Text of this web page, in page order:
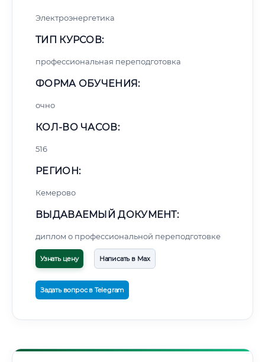
Электроэнергетика
ТИП КУРСОВ:
профессиональная переподготовка
ФОРМА ОБУЧЕНИЯ:
очно
КОЛ-ВО ЧАСОВ:
516
РЕГИОН:
Кемерово
ВЫДАВАЕМЫЙ ДОКУМЕНТ:
диплом о профессиональной переподготовке
Узнать цену Написать в Max
Задать вопрос в Telegram